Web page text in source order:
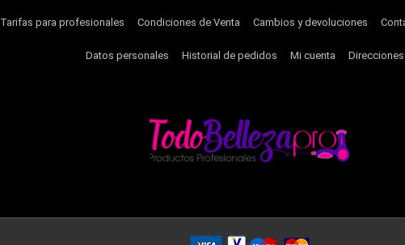
Tarifas para profesionales Condiciones de Venta Cambios y devoluciones
Datos personales Historial de pedidos Mi cuenta Direcciones